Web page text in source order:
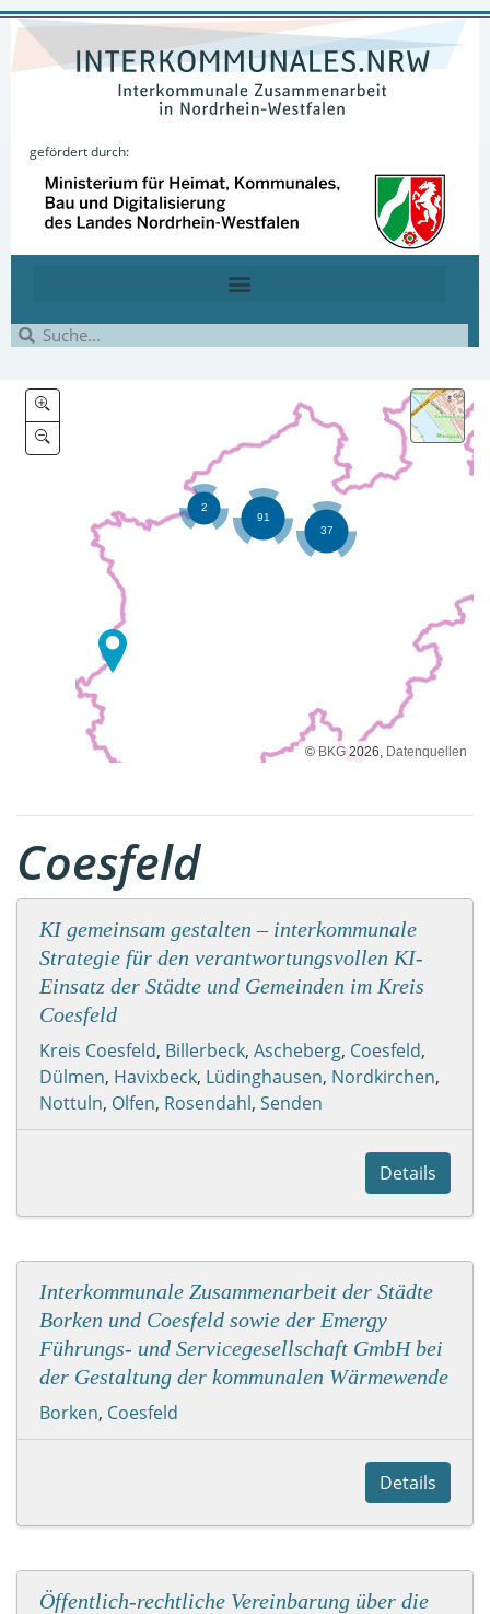
gefördert durch:
© BKG2026, Datenquellen
Coesfeld
KI gemeinsam gestalten – interkommunale
Strategie für den verantwortungsvollen KI-
Einsatz der Städte und Gemeinden im Kreis
Coesfeld
Kreis Coesfeld, Billerbeck, Ascheberg, Coesfeld,
Dülmen, Havixbeck, Lüdinghausen, Nordkirchen,
Nottuln, Olfen, Rosendahl, Senden
Details
Interkommunale Zusammenarbeit der Städte
Borken und Coesfeld sowie der Emergy
Führungs- und Servicegesellschaft GmbH bei
der Gestaltung der kommunalen Wärmewende
Borken, Coesfeld
Details
Öffentlich-rechtliche Vereinbarung über die